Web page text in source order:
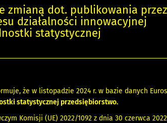
zmianą dot. publikowania przez
działalności innowacyjnej
statystycznej
że w listopadzie 2024 r. w bazie danych
statystycznej przedsiębiorstwo.
Komisji (UE) 2022/1092 z dnia 30 czerwca